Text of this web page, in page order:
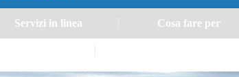
Servizi in linea Cosa fare per